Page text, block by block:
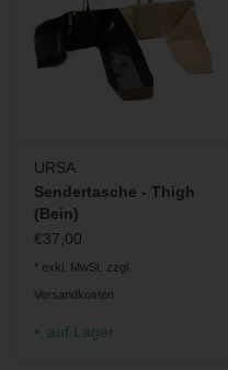
URSA
Sendertasche - Thigh
(Bein)
€37,00
* exkl. MwSt. zzgl.
Versandkosten
auf Lager